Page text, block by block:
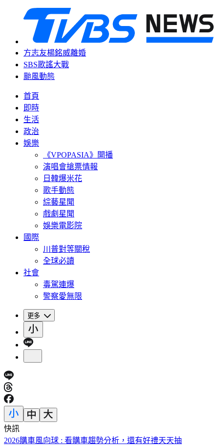
方志友楊銘威離婚
SBS歌謠大戰
颱風動態
首頁
即時
生活
政治
娛樂
《VPOPASIA》開播
演唱會搶票情報
日韓爆米花
歌手動態
綜藝星聞
戲劇星聞
娛樂電影院
國際
川普對等關稅
全球必讀
社會
毒駕連爆
警察愛無限
更多
快訊
59歲王祖賢近況曝光！低調現身秀機場穿搭